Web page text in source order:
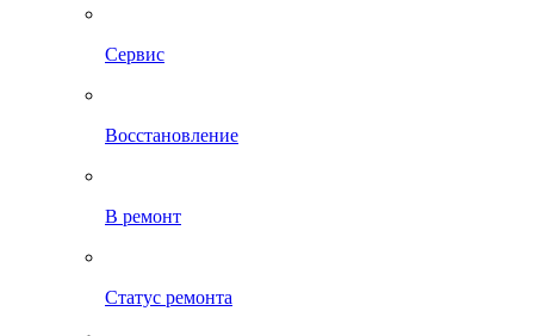
Сервис
Восстановление
В ремонт
Статус ремонта